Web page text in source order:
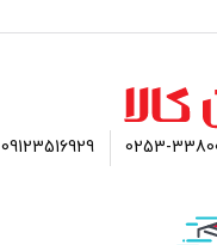
09123516929